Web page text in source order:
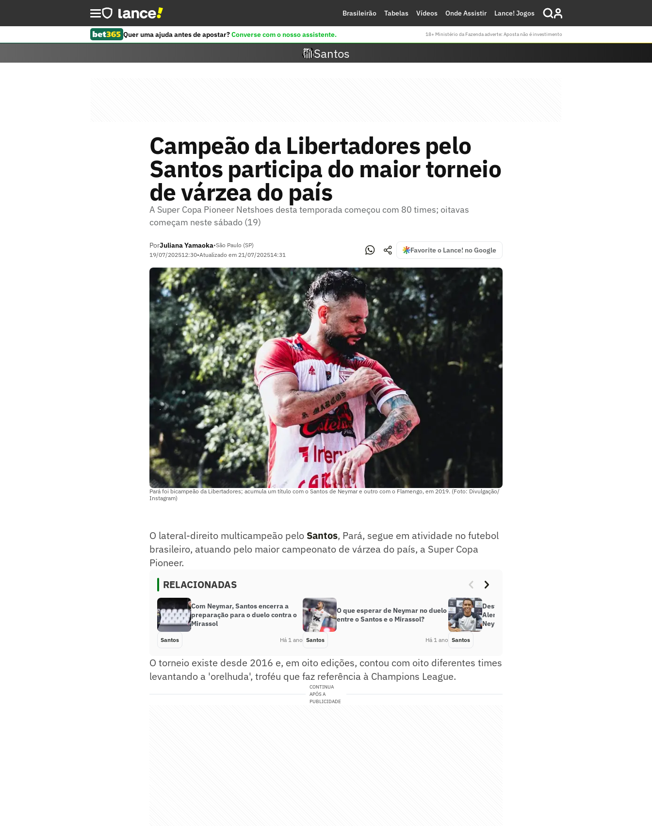
Brasileirão Tabelas Vídeos Onde Assistir Lance! Jogos
Quer uma ajuda antes de apostar?Converse com o nosso assistente. 18+ Ministério da Fazenda adverte: Aposta não é investimento
Santos
Campeão da Libertadores pelo
Santos participa do maior torneio
de várzea do país
A Super Copa Pioneer Netshoes desta temporada começou com 80 times; oitavas
começam neste sábado (19)
PorJuliana Yamaoka•São Paulo (SP)
19/07/202512:30•Atualizado em 21/07/202514:31
Favorite o Lance! no Google
Pará foi bicampeão da Libertadores; acumula um título com o Santos de Neymar e outro com o Flamengo, em 2019. (Foto: Divulgação/
Instagram)
O lateral-direito multicampeão pelo Santos, Pará, segue em atividade no futebol
brasileiro, atuando pelo maior campeonato de várzea do país, a Super Copa
Pioneer.
RELACIONADAS
Com Neymar, Santos encerra a
preparação para o duelo contra o
Mirassol
Santos Há 1 ano
O que esperar de Neymar no duelo
entre o Santos e o Mirassol?
Santos Há 1 ano
Destaque do Sub-20 do Santos,
Alencar sonha em jogar com
Neymar: ‘Um gênio’
Santos
O torneio existe desde 2016 e, em oito edições, contou com oito diferentes times
levantando a 'orelhuda', troféu que faz referência à Champions League.
CONTINUA
APÓS A
PUBLICIDADE